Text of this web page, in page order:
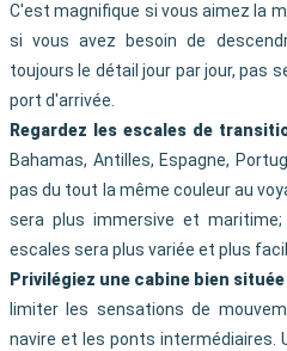
C'est magnifique si vous aimez la
si vous avez besoin de
toujours le détail jour par jour, pas
port d'arrivée.
Regardez les escales de
Bahamas, Antilles, Espagne,
pas du tout la même couleur au
sera plus immersive et
escales sera plus variée et plus
Privilégiez une cabine bien
limiter les sensations de
navire et les ponts intermédiaires.